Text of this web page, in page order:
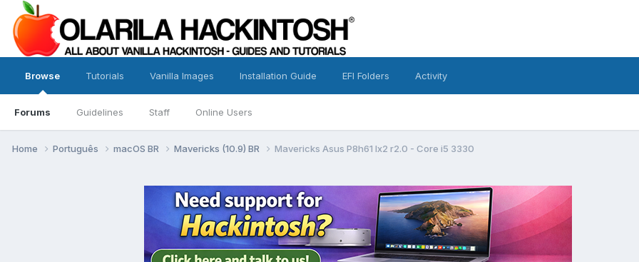
Browse
Forums Guidelines Staff Online Users
Tutorials Vanilla Images Installation Guide EFI Folders Activity
Home Português macOS BR Mavericks (10.9) BR Mavericks Asus P8h61 lx2 r2.0 - Core i5 3330